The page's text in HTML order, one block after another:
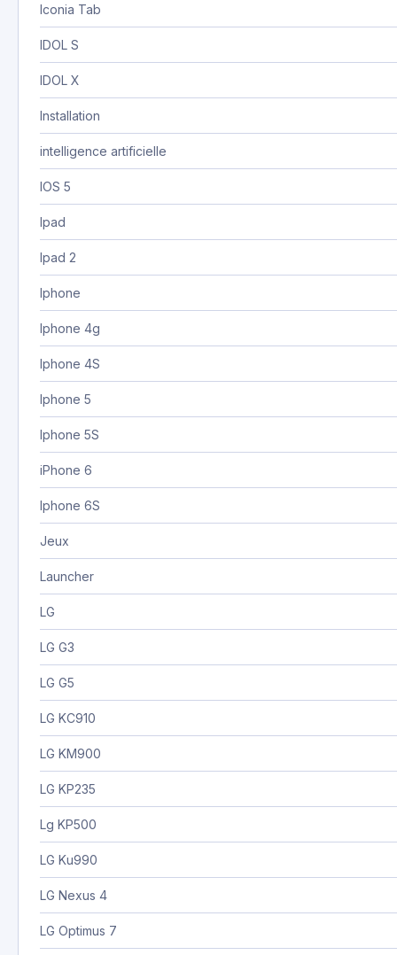
Iconia Tab
IDOL S
IDOL X
Installation
intelligence artificielle
IOS 5
Ipad
Ipad 2
Iphone
Iphone 4g
Iphone 4S
Iphone 5
Iphone 5S
iPhone 6
Iphone 6S
Jeux
Launcher
LG
LG G3
LG G5
LG KC910
LG KM900
LG KP235
Lg KP500
LG Ku990
LG Nexus 4
LG Optimus 7